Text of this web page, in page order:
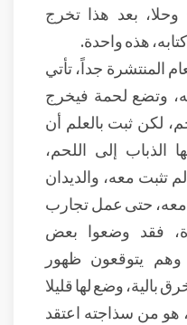
بعد هذا تخرج
هذه واحدة.
المنتشرة جداً، تأتي
وتضع لحمة فيخرج
لكن ثبت بالعلم أن
الذباب إلى اللحم،
معه، والديدان
معه، حتى عمل تجارب
فقد وضعوا بعض
يتوقعون ظهور
بالية، وضع لها قليلا
هو من سذاجته اعتقد